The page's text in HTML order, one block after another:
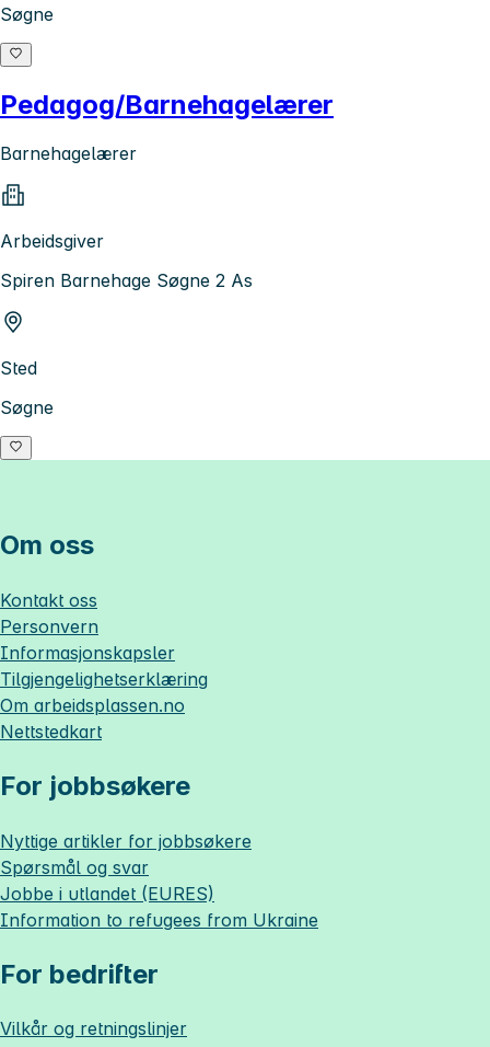
Søgne
Pedagog/Barnehagelærer
Barnehagelærer
Arbeidsgiver
Spiren Barnehage Søgne 2 As
Sted
Søgne
Om oss
Kontakt oss
Personvern
Informasjonskapsler
Tilgjengelighetserklæring
Om arbeidsplassen.no
Nettstedkart
For jobbsøkere
Nyttige artikler for jobbsøkere
Spørsmål og svar
Jobbe i utlandet (EURES)
Information to refugees from Ukraine
For bedrifter
Vilkår og retningslinjer